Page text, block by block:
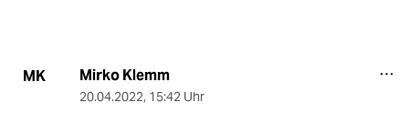
MK Mirko Klemm
20.04.2022, 15:42 Uhr